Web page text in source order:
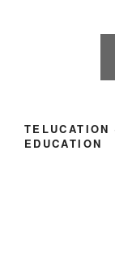
EDUCATION